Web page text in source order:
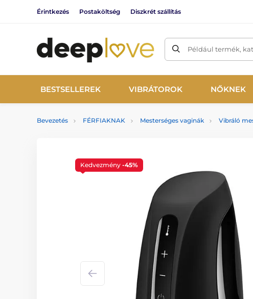
Érintkezés Postaköltség Diszkrét szállítás
Például termék,
BESTSELLEREK VIBRÁTOROK NŐKNEK
Bevezetés FÉRFIAKNAK Mesterséges vaginák Vibráló
Kedvezmény -45%